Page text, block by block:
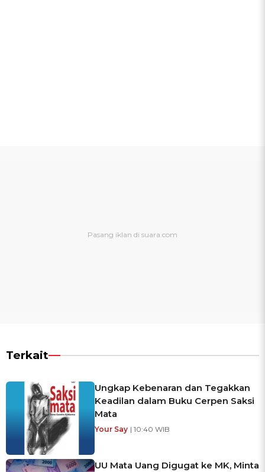
Terkait
Ungkap Kebenaran dan Tegakkan
Keadilan dalam Buku Cerpen Saksi
Mata
Your Say | 10:40 WIB
UU Mata Uang Digugat ke MK, Minta